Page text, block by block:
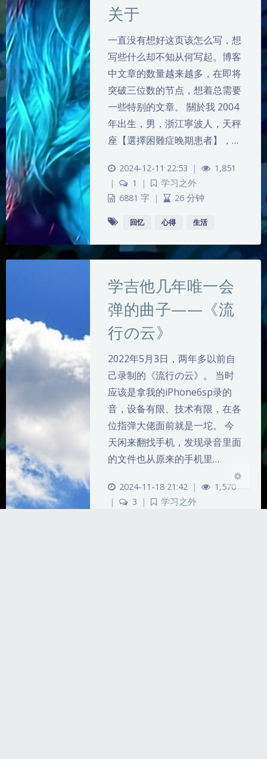
夜间模式
Sans Serif Serif
浅阴影 深阴影
关闭 日落 暗化 灰度
关于
一直没有想好这页该怎么写，想
写些什么却不知从何写起。博客
中文章的数量越来越多，在即将
突破三位数的节点，想着总需要
一些特别的文章。 關於我 2004
年出生，男，浙江寧波人，天秤
座【選擇困難症晚期患者】，…
2024-12-11 22:53 |
1,851
|
1 |
学习之外
6881 字 | 26 分钟
回忆 心得 生活
学吉他几年唯一会
弹的曲子——《流
行の云》
2022年5月3日，两年多以前自
己录制的《流行の云》。 当时
应该是拿我的iPhone6sp录的
音，设备有限、技术有限，在各
位指弹大佬面前就是一坨。 今
天闲来翻找手机，发现录音里面
的文件也从原来的手机里…
2024-11-18 21:42 |
1,570
|
3 |
学习之外